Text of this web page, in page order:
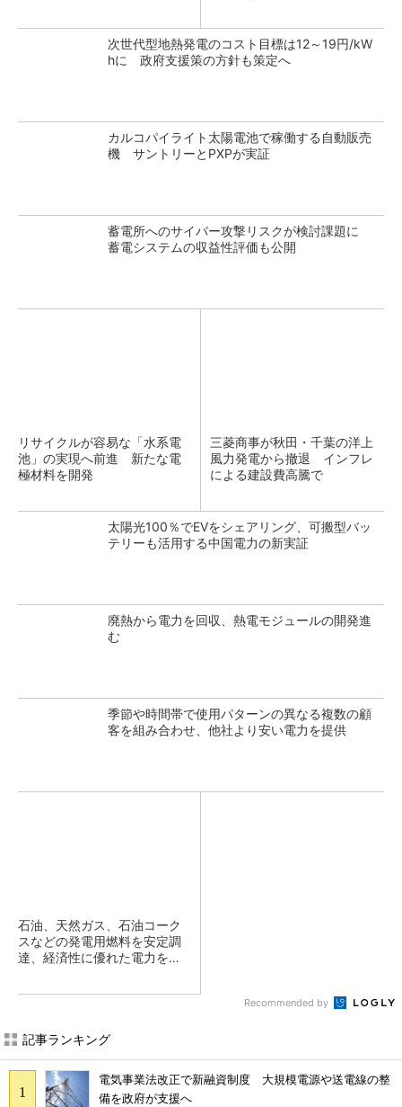
次世代型地熱発電のコスト目標は12～19円/kW
hに 政府支援策の方針も策定へ
カルコパイライト太陽電池で稼働する自動販売
機 サントリーとPXPが実証
蓄電所へのサイバー攻撃リスクが検討課題に
蓄電システムの収益性評価も公開
リサイクルが容易な「水系電
池」の実現へ前進 新たな電
極材料を開発
三菱商事が秋田・千葉の洋上
風力発電から撤退 インフレ
による建設費高騰で
太陽光100％でEVをシェアリング、可搬型バッ
テリーも活用する中国電力の新実証
廃熱から電力を回収、熱電モジュールの開発進
む
季節や時間帯で使用パターンの異なる複数の顧
客を組み合わせ、他社より安い電力を提供
石油、天然ガス、石油コーク
スなどの発電用燃料を安定調
達、経済性に優れた電力を供
Recommended by
記事ランキング
電気事業法改正で新融資制度 大規模電源や送電線の整
備を政府が支援へ